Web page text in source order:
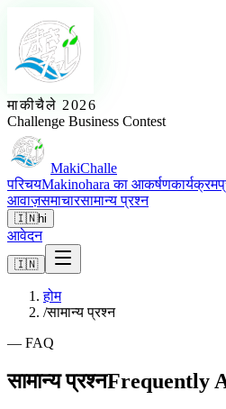
माकीचैले 2026
Challenge Business Contest
MakiChalle
परिचयMakinohara का आकर्षणकार्यक्रम
आवाज़समाचारसामान्य प्रश्न
🇮🇳hi
आवेदन
🇮🇳
होम
/सामान्य प्रश्न
— FAQ
सामान्य प्रश्नFrequently